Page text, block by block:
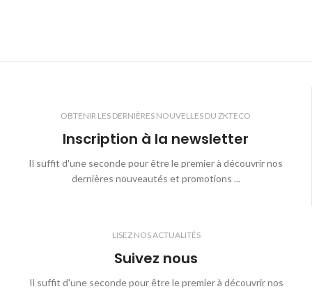
OBTENIR LES DERNIÈRES NOUVELLES DU ZKTECO
Inscription à la newsletter
Il suffit d'une seconde pour être le premier à découvrir nos
dernières nouveautés et promotions ...
LISEZ NOS ACTUALITÉS
Suivez nous
Il suffit d'une seconde pour être le premier à découvrir nos